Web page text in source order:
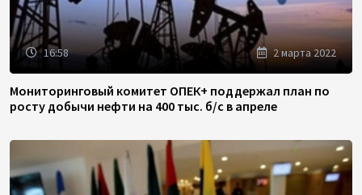
16:58 2 марта 2022
Мониторинговый комитет ОПЕК+ поддержал план по
росту добычи нефти на 400 тыс. б/с в апреле